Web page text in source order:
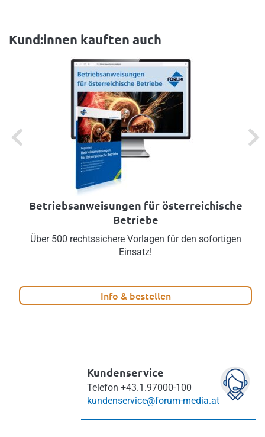
Kund:innen kauften auch
Previous Next
Betriebsanweisungen für österreichische
Betriebe
Über 500 rechtssichere Vorlagen für den sofortigen
Einsatz!
Info & bestellen
Kundenservice
Telefon +43.1.97000-100
kundenservice@forum-media.at